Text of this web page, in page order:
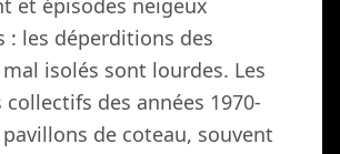
et épisodes neigeux
: les déperditions des
isolés sont lourdes. Les
des années 1970-
pavillons de coteau, souvent